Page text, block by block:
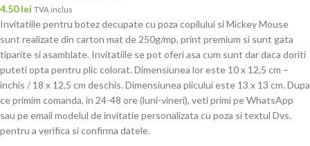
4.50lei TVA inclus
Invitatiile pentru botez decupate cu poza copilului si Mickey Mouse
sunt realizate din carton mat de 250g/mp, print premium si sunt gata
tiparite si asamblate. Invitatiile se pot oferi asa cum sunt dar daca doriti
puteti opta pentru plic colorat. Dimensiunea lor este 10 x 12,5 cm –
inchis / 18 x 12,5 cm deschis. Dimensiunea plicului este 13 x 13 cm. Dupa
ce primim comanda, in 24-48 ore (luni-vineri), veti primi pe WhatsApp
sau pe email modelul de invitatie personalizata cu poza si textul Dvs.
pentru a verifica si confirma datele.